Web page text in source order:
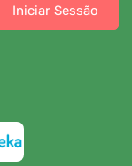
Iniciar Sessão